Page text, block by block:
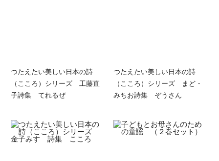
つたえたい美しい日本の詩
（こころ）シリーズ 工藤直
子詩集 てれるぜ
つたえたい美しい日本の詩
（こころ）シリーズ まど・
みちお詩集 ぞうさん